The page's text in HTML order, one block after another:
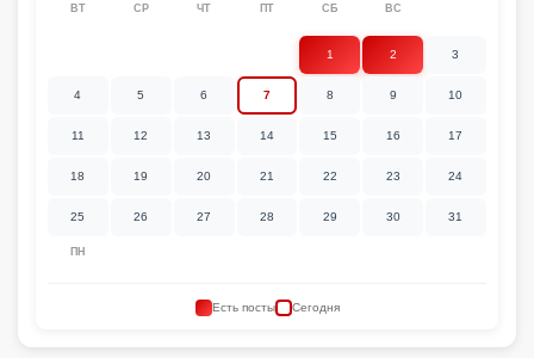
ПН
ВТ СР ЧТ ПТ СБ ВС
1 2 3
4 5 6 7 8 9 10
11 12 13 14 15 16 17
18 19 20 21 22 23 24
25 26 27 28 29 30 31
Есть посты Сегодня